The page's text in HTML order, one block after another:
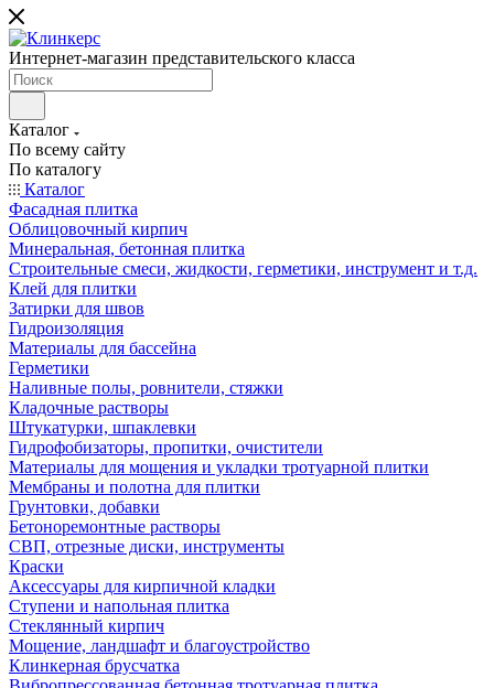
Интернет-магазин представительского класса
Каталог
По всему сайту
По каталогу
Каталог
Фасадная плитка
Облицовочный кирпич
Минеральная, бетонная плитка
Строительные смеси, жидкости, герметики, инструмент и т.д.
Клей для плитки
Затирки для швов
Гидроизоляция
Материалы для бассейна
Герметики
Наливные полы, ровнители, стяжки
Кладочные растворы
Штукатурки, шпаклевки
Гидрофобизаторы, пропитки, очистители
Материалы для мощения и укладки тротуарной плитки
Мембраны и полотна для плитки
Грунтовки, добавки
Бетоноремонтные растворы
СВП, отрезные диски, инструменты
Краски
Аксессуары для кирпичной кладки
Ступени и напольная плитка
Cтеклянный кирпич
Мощение, ландшафт и благоустройство
Клинкерная брусчатка